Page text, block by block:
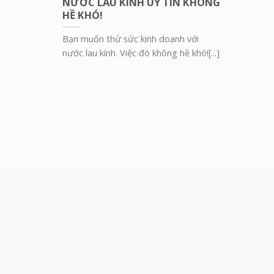
HỀ KHÓ!
Bạn muốn thử sức kinh doanh với
nước lau kính. Việc đó không hề khó![...]